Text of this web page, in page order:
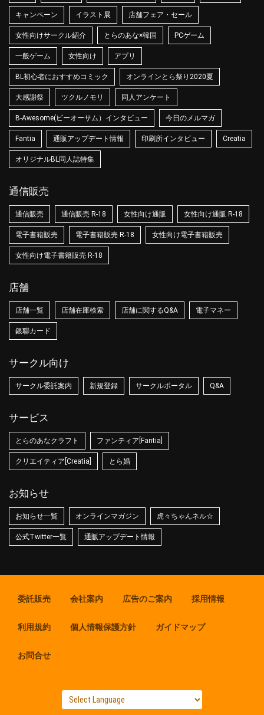
キャンペーン イラスト展 店舗フェア・セール
女性向けサークル紹介 とらのあな×韓国 PCゲーム
一般ゲーム 女性向け アプリ
BL初心者におすすめコミック オンラインとら祭り2020夏
大感謝祭 ツクルノモリ 同人アンケート
B-Awesome(ビーオーサム）インタビュー 今日のメルマガ
Fantia 通販アップデート情報 印刷所インタビュー Creatia
オリジナルBL同人誌特集
通信販売
通信販売 通信販売 R-18 女性向け通販 女性向け通販 R-18
電子書籍販売 電子書籍販売 R-18 女性向け電子書籍販売
女性向け電子書籍販売 R-18
店舗
店舗一覧 店舗在庫検索 店舗に関するQ&A 電子マネー
銀聯カード
サークル向け
サークル委託案内 新規登録 サークルポータル Q&A
サービス
とらのあなクラフト ファンティア[Fantia]
クリエイティア[Creatia] とら婚
お知らせ
お知らせ一覧 オンラインマガジン 虎々ちゃんネル☆
公式Twitter一覧 通販アップデート情報
委託販売 会社案内 広告のご案内 採用情報
利用規約 個人情報保護方針 ガイドマップ
お問合せ